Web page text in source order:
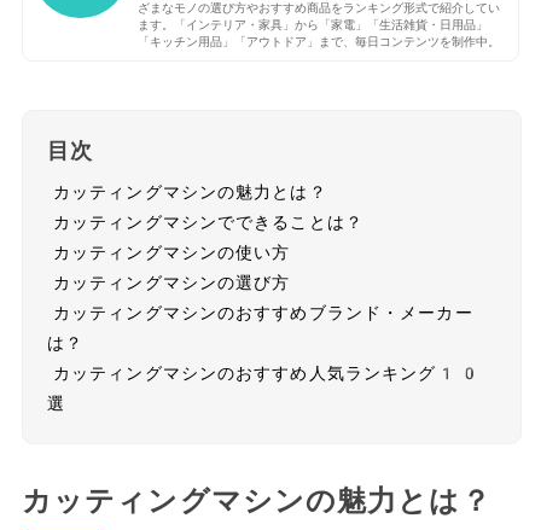
ざまなモノの選び方やおすすめ商品をランキング形式で紹介してい
ます。「インテリア・家具」から「家電」「生活雑貨・日用品」
「キッチン用品」「アウトドア」まで、毎日コンテンツを制作中。
目次
カッティングマシンの魅力とは？
カッティングマシンでできることは？
カッティングマシンの使い方
カッティングマシンの選び方
カッティングマシンのおすすめブランド・メーカー
は？
カッティングマシンのおすすめ人気ランキング10
選
カッティングマシンの魅力とは？